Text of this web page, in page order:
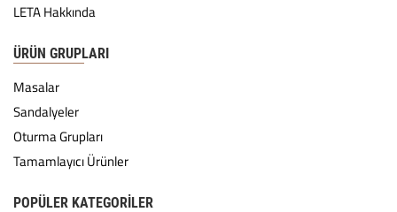
LETA Hakkında
ÜRÜN GRUPLARI
Masalar
Sandalyeler
Oturma Grupları
Tamamlayıcı Ürünler
POPÜLER KATEGORILER